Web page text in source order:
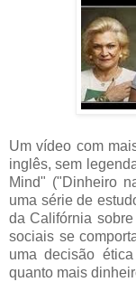
Um vídeo com
inglês, sem
Mind" ("Dinheiro
uma série de
da Califórnia
sociais se
uma decisão
quanto mais